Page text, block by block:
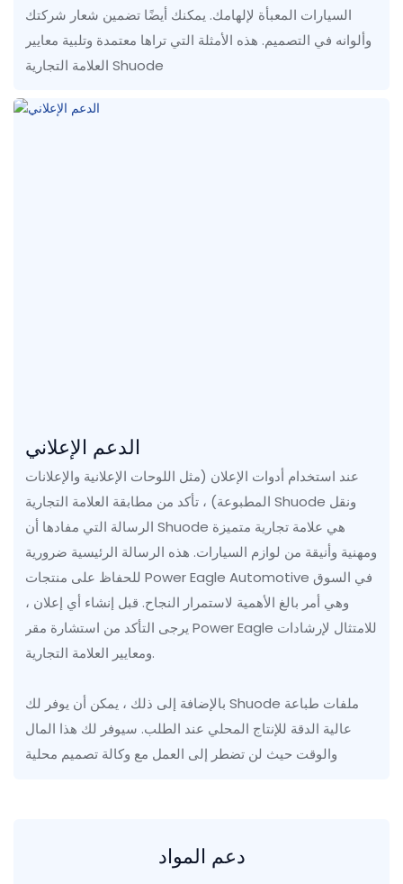
السيارات المعبأة لإلهامك. يمكنك أيضًا تضمين شعار شركتك
وألوانه في التصميم. هذه الأمثلة التي تراها معتمدة وتلبية معايير
العلامة التجارية Shuode
الدعم الإعلاني
عند استخدام أدوات الإعلان (مثل اللوحات الإعلانية والإعلانات
المطبوعة) ، تأكد من مطابقة العلامة التجارية Shuode ونقل
الرسالة التي مفادها أن Shuode هي علامة تجارية متميزة
ومهنية وأنيقة من لوازم السيارات. هذه الرسالة الرئيسية ضرورية
للحفاظ على منتجات Power Eagle Automotive في السوق
وهي أمر بالغ الأهمية لاستمرار النجاح. قبل إنشاء أي إعلان ،
يرجى التأكد من استشارة مقر Power Eagle للامتثال لإرشادات
ومعايير العلامة التجارية.
بالإضافة إلى ذلك ، يمكن أن يوفر لك Shuode ملفات طباعة
عالية الدقة للإنتاج المحلي عند الطلب. سيوفر لك هذا المال
والوقت حيث لن تضطر إلى العمل مع وكالة تصميم محلية
دعم المواد